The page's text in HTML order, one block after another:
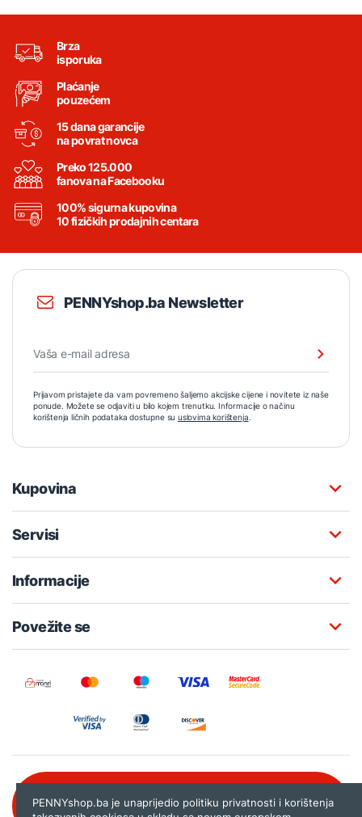
Brza
isporuka
Plaćanje
pouzećem
15 dana garancije
na povrat novca
Preko 125.000
fanova na Facebooku
100% sigurna kupovina
10 fizičkih prodajnih centara
PENNYshop.ba Newsletter
Prijavom pristajete da vam povremeno šaljemo akcijske cijene i novitete iz naše
ponude. Možete se odjaviti u bilo kojem trenutku. Informacije o načinu
korištenja ličnih podataka dostupne su uslovima korištenja.
Kupovina
Servisi
Informacije
Povežite se
PENNYshop.ba je unaprijedio politiku privatnosti i korištenja